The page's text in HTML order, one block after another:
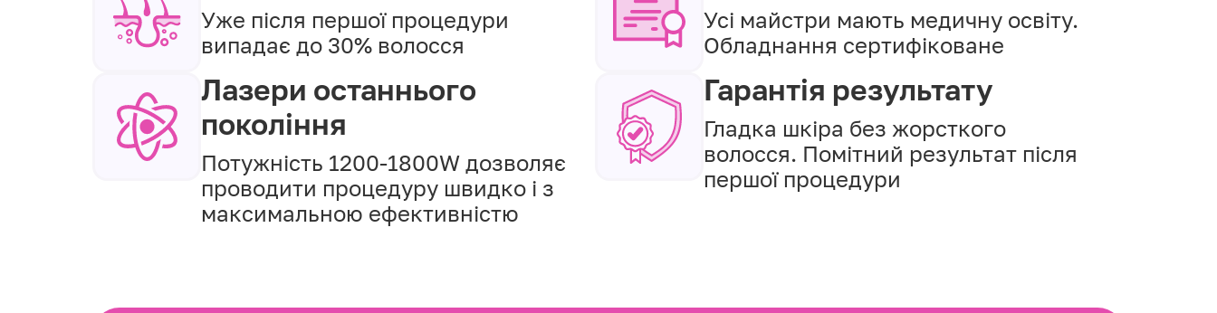
Уже після першої процедури
випадає до 30% волосся
Усі майстри мають медичну освіту.
Обладнання сертифіковане
Лазери останнього
покоління
Потужність 1200-1800W дозволяє
проводити процедуру швидко і з
максимальною ефективністю
Гарантія результату
Гладка шкіра без жорсткого
волосся. Помітний результат після
першої процедури